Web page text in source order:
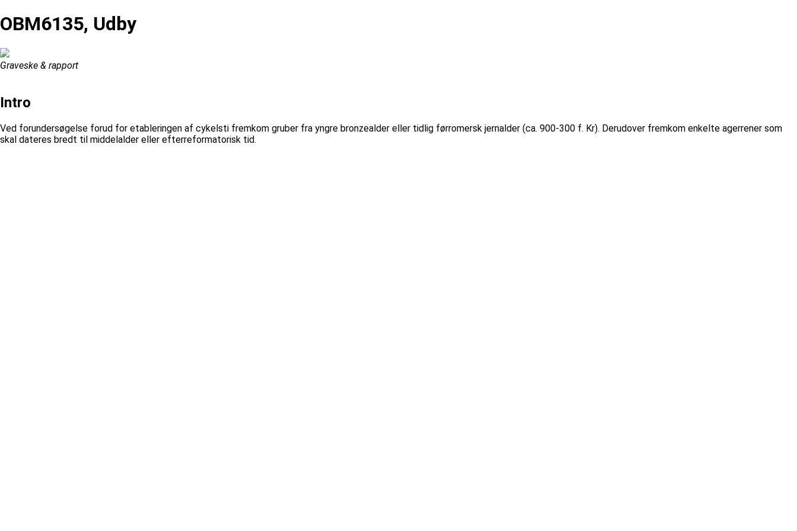
OBM6135, Udby
Graveske & rapport
Intro
Ved forundersøgelse forud for etableringen af cykelsti fremkom gruber fra yngre bronzealder eller tidlig førromersk jernalder (ca. 900-300 f. Kr). Derudover fremkom enkelte agerrener som
skal dateres bredt til middelalder eller efterreformatorisk tid.